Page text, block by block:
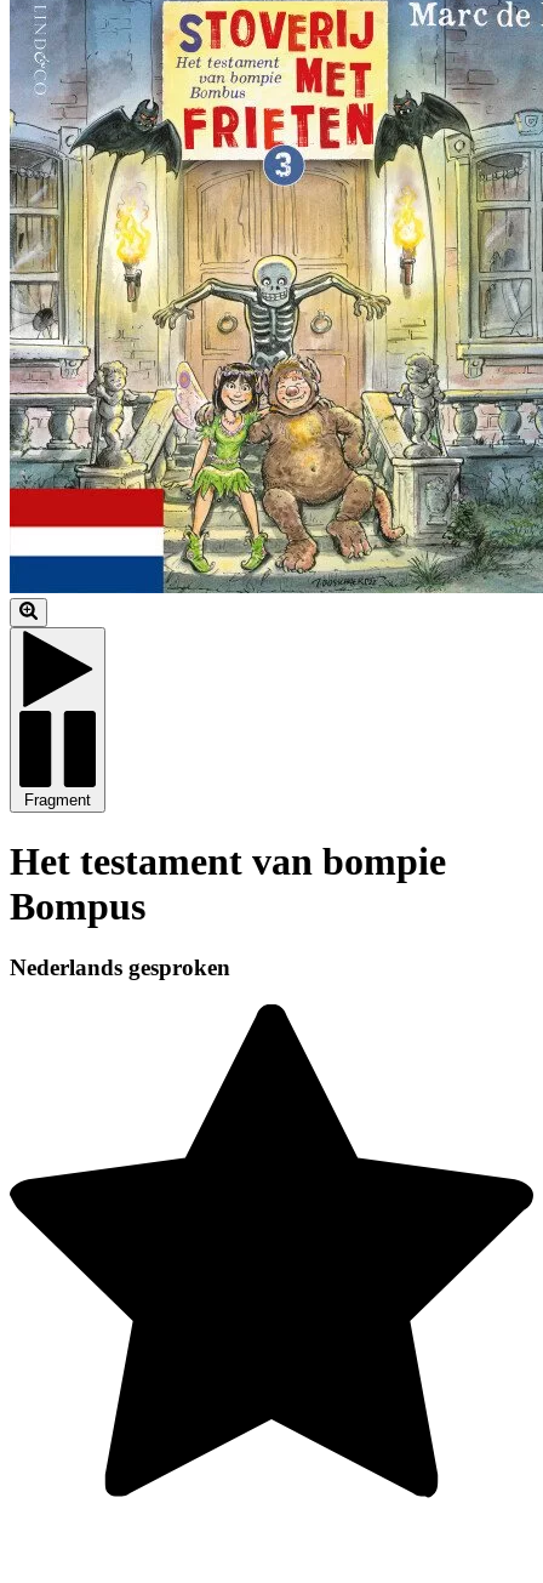
Fragment
Het testament van bompie
Bompus
Nederlands gesproken